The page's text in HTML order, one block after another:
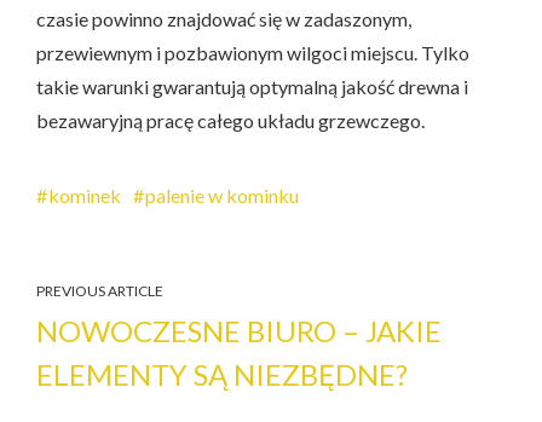
czasie powinno znajdować się w zadaszonym,
przewiewnym i pozbawionym wilgoci miejscu. Tylko
takie warunki gwarantują optymalną jakość drewna i
bezawaryjną pracę całego układu grzewczego.
kominek palenie w kominku
PREVIOUS ARTICLE
NOWOCZESNE BIURO – JAKIE
ELEMENTY SĄ NIEZBĘDNE?